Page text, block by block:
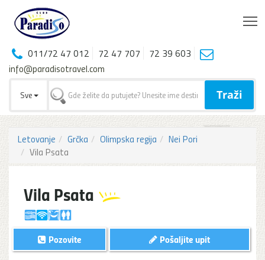
011/72 47 012 72 47 707
72 39 603
info@paradisotravel.com
Sve Traži
Letovanje Grčka Olimpska regija
Nei Pori
Vila Psata
Vila Psata
Pošaljite upit
Pozovite